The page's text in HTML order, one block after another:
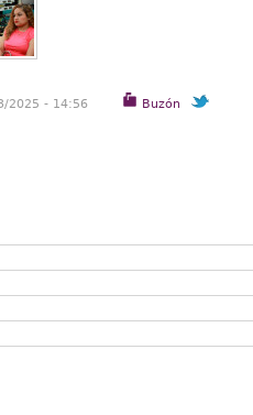
Buzón
2025 - 14:56